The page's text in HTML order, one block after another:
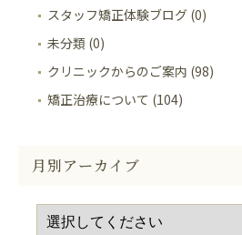
スタッフ矯正体験ブログ (0)
未分類 (0)
クリニックからのご案内 (98)
矯正治療について (104)
月別アーカイブ